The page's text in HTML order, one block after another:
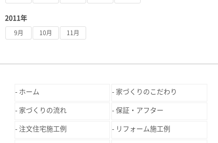
2011年
9月 10月 11月
ホーム 家づくりのこだわり
家づくりの流れ 保証・アフター
注文住宅施工例 リフォーム施工例